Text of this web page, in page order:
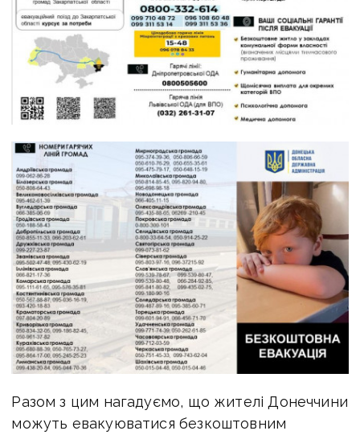
Разом з цим нагадуємо, що жителі Донеччини
можуть евакуюватися безкоштовним